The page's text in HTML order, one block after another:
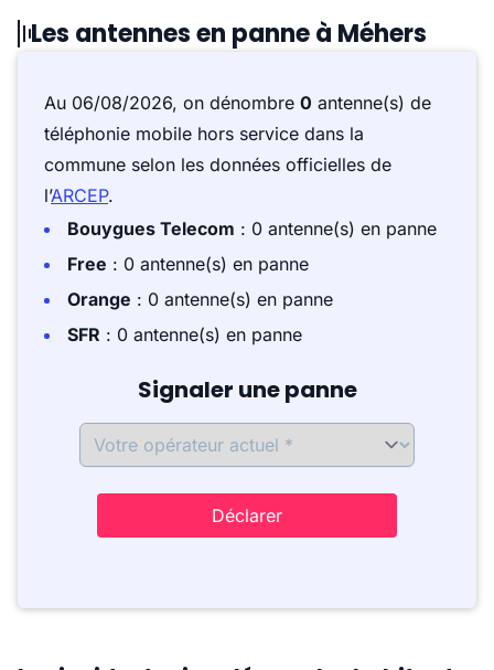
Les antennes en panne à Méhers
Au 06/08/2026, on dénombre 0 antenne(s) de
téléphonie mobile hors service dans la
commune selon les données officielles de
l’ARCEP.
Bouygues Telecom : 0 antenne(s) en panne
Free : 0 antenne(s) en panne
Orange : 0 antenne(s) en panne
SFR : 0 antenne(s) en panne
Signaler une panne
Déclarer